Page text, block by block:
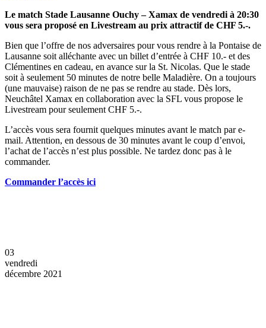
Le match Stade Lausanne Ouchy – Xamax de vendredi à 20:30
vous sera proposé en Livestream au prix attractif de CHF 5.-.
Bien que l’offre de nos adversaires pour vous rendre à la Pontaise de
Lausanne soit alléchante avec un billet d’entrée à CHF 10.- et des
Clémentines en cadeau, en avance sur la St. Nicolas. Que le stade
soit à seulement 50 minutes de notre belle Maladière. On a toujours
(une mauvaise) raison de ne pas se rendre au stade. Dès lors,
Neuchâtel Xamax en collaboration avec la SFL vous propose le
Livestream pour seulement CHF 5.-.
L’accès vous sera fournit quelques minutes avant le match par e-
mail. Attention, en dessous de 30 minutes avant le coup d’envoi,
l’achat de l’accès n’est plus possible. Ne tardez donc pas à le
commander.
Commander l’accès ici
03
vendredi
décembre 2021